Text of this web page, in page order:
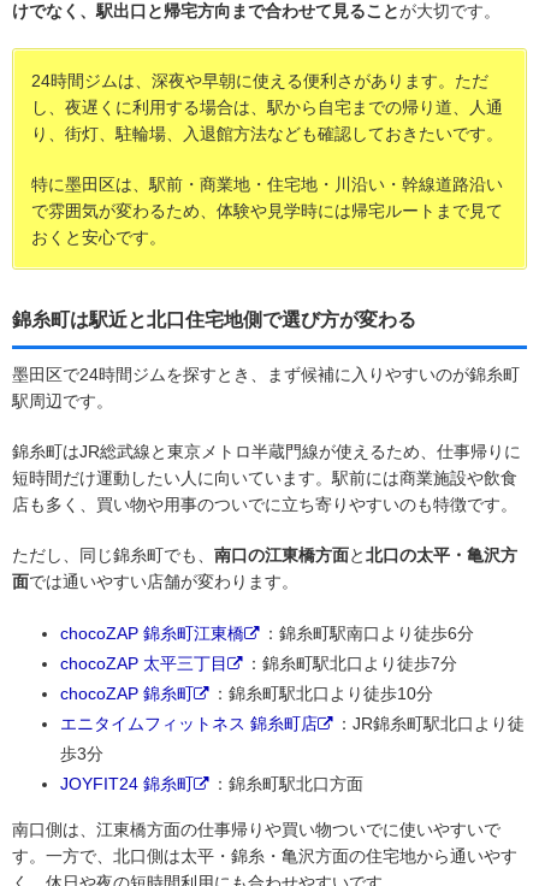
けでなく、駅出口と帰宅方向まで合わせて見ることが大切です。
24時間ジムは、深夜や早朝に使える便利さがあります。ただ
し、夜遅くに利用する場合は、駅から自宅までの帰り道、人通
り、街灯、駐輪場、入退館方法なども確認しておきたいです。
特に墨田区は、駅前・商業地・住宅地・川沿い・幹線道路沿い
で雰囲気が変わるため、体験や見学時には帰宅ルートまで見て
おくと安心です。
錦糸町は駅近と北口住宅地側で選び方が変わる
墨田区で24時間ジムを探すとき、まず候補に入りやすいのが錦糸町
駅周辺です。
錦糸町はJR総武線と東京メトロ半蔵門線が使えるため、仕事帰りに
短時間だけ運動したい人に向いています。駅前には商業施設や飲食
店も多く、買い物や用事のついでに立ち寄りやすいのも特徴です。
ただし、同じ錦糸町でも、 南口の江東橋方面と北口の太平・亀沢方
面では通いやすい店舗が変わります。
chocoZAP 錦糸町江東橋
：錦糸町駅南口より徒歩6分
chocoZAP 太平三丁目
：錦糸町駅北口より徒歩7分
chocoZAP 錦糸町
：錦糸町駅北口より徒歩10分
エニタイムフィットネス 錦糸町店
：JR錦糸町駅北口より徒
歩3分
JOYFIT24 錦糸町
：錦糸町駅北口方面
南口側は、江東橋方面の仕事帰りや買い物ついでに使いやすいで
す。一方で、北口側は太平・錦糸・亀沢方面の住宅地から通いやす